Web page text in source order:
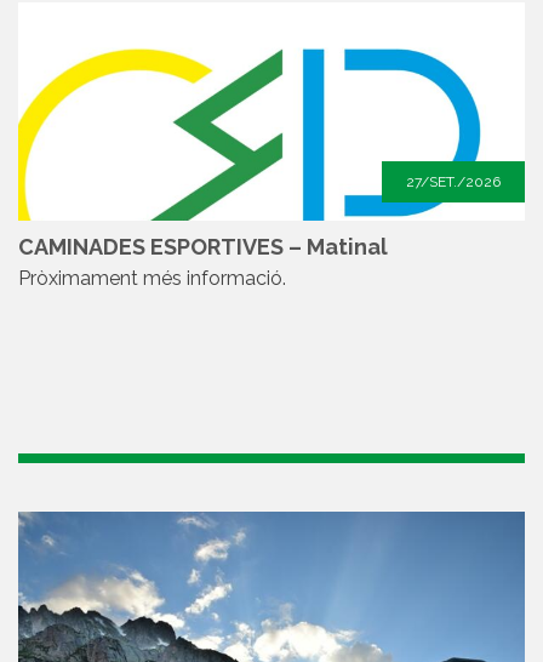
27/SET./2026
CAMINADES ESPORTIVES – Matinal
Pròximament més informació.